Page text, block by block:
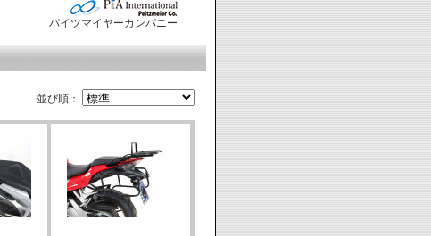
パイツマイヤーカンパニー
並び順：